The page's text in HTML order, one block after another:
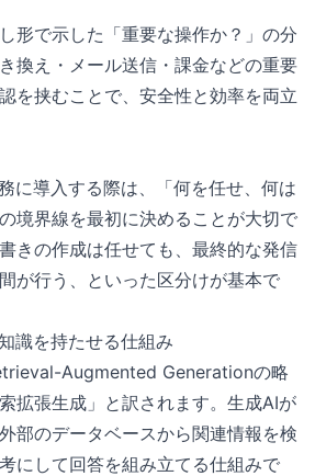
形で示した「重要な操作か？」の分
換え・メール送信・課金などの重要
を挟むことで、安全性と効率を両立
に導入する際は、「何を任せ、何は
境界線を最初に決めることが大切で
きの作成は任せても、最終的な発信
が行う、といった区分けが基本で
識を持たせる仕組み
Augmented Generationの略
拡張生成」と訳されます。生成AIが
部のデータベースから関連情報を検
にして回答を組み立てる仕組みで